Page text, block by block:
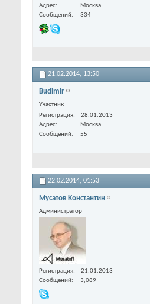
Адрес
Москва
Сообщений
334
21.02.2014, 13:50
Budimir
Участник
Регистрация
28.01.2013
Адрес
Москва
Сообщений
55
22.02.2014, 01:53
Мусатов Константин
Администратор
Регистрация
21.01.2013
Сообщений
3,089